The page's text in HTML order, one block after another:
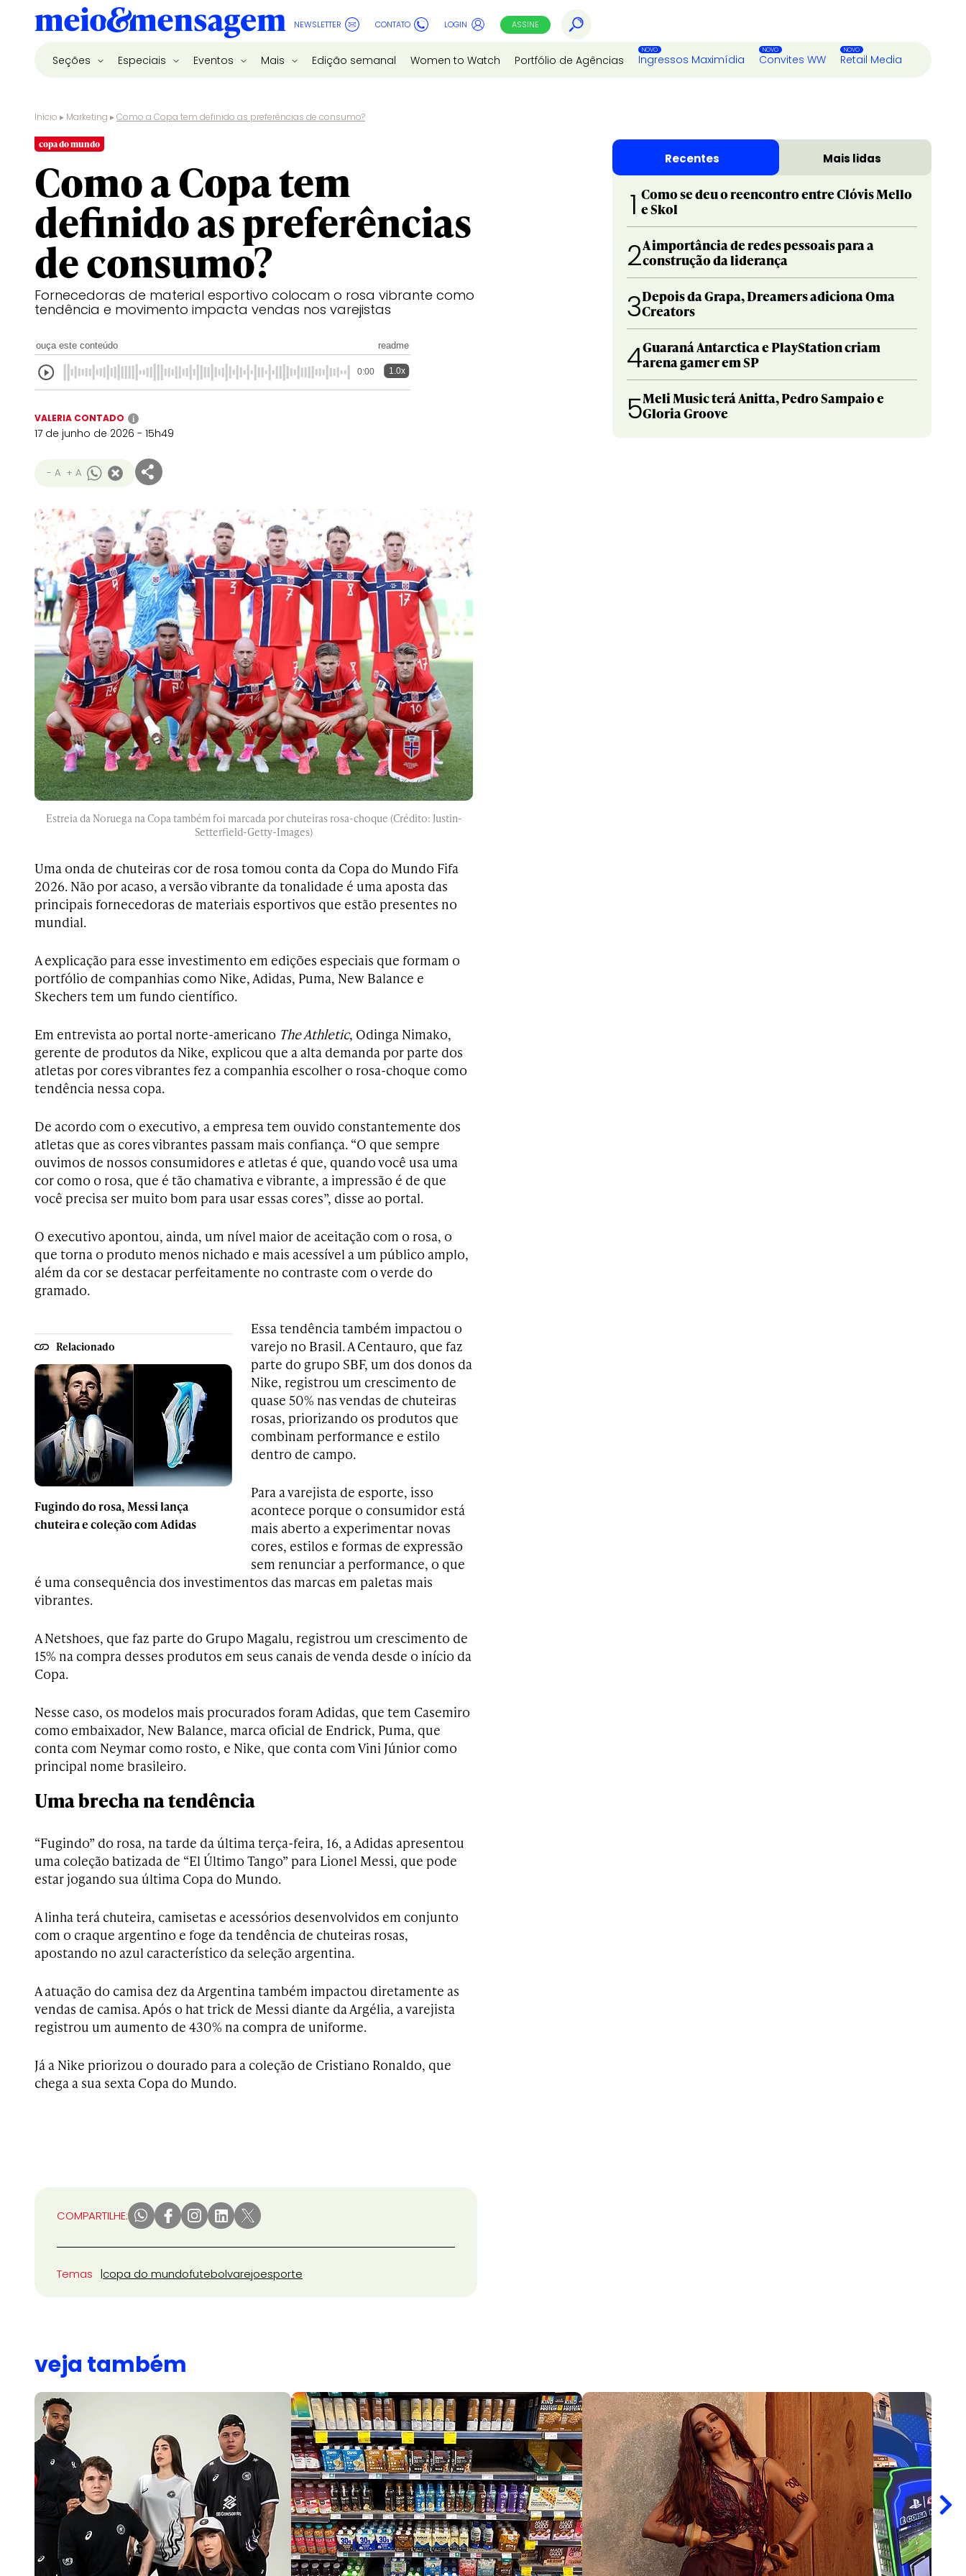
NEWSLETTER CONTATO LOGIN ASSINE
Seções Especiais Eventos Mais Edição semanal Women to Watch Portfólio de Agências Ingressos Maximídia Convites WW Retail Media
Início ▸ Marketing ▸Como a Copa tem definido as preferências de consumo?
copa do mundo
Como a Copa tem
definido as preferências
de consumo?
Fornecedoras de material esportivo colocam o rosa vibrante como
tendência e movimento impacta vendas nos varejistas
ouça este conteúdo readme
0:00 1.0x
VALERIA CONTADO i
17 de junho de 2026 - 15h49
- A + A
Estreia da Noruega na Copa também foi marcada por chuteiras rosa-choque (Crédito: Justin-
Setterfield-Getty-Images)
Uma onda de chuteiras cor de rosa tomou conta da Copa do Mundo Fifa
2026. Não por acaso, a versão vibrante da tonalidade é uma aposta das
principais fornecedoras de materiais esportivos que estão presentes no
mundial.
A explicação para esse investimento em edições especiais que formam o
portfólio de companhias como Nike, Adidas, Puma, New Balance e
Skechers tem um fundo científico.
Em entrevista ao portal norte-americano The Athletic, Odinga Nimako,
gerente de produtos da Nike, explicou que a alta demanda por parte dos
atletas por cores vibrantes fez a companhia escolher o rosa-choque como
tendência nessa copa.
De acordo com o executivo, a empresa tem ouvido constantemente dos
atletas que as cores vibrantes passam mais confiança. “O que sempre
ouvimos de nossos consumidores e atletas é que, quando você usa uma
cor como o rosa, que é tão chamativa e vibrante, a impressão é de que
você precisa ser muito bom para usar essas cores”, disse ao portal.
O executivo apontou, ainda, um nível maior de aceitação com o rosa, o
que torna o produto menos nichado e mais acessível a um público amplo,
além da cor se destacar perfeitamente no contraste com o verde do
gramado.
Relacionado
Fugindo do rosa, Messi lança
chuteira e coleção com Adidas
Essa tendência também impactou o
varejo no Brasil. A Centauro, que faz
parte do grupo SBF, um dos donos da
Nike, registrou um crescimento de
quase 50% nas vendas de chuteiras
rosas, priorizando os produtos que
combinam performance e estilo
dentro de campo.
Para a varejista de esporte, isso
acontece porque o consumidor está
mais aberto a experimentar novas
cores, estilos e formas de expressão
sem renunciar a performance, o que
é uma consequência dos investimentos das marcas em paletas mais
vibrantes.
A Netshoes, que faz parte do Grupo Magalu, registrou um crescimento de
15% na compra desses produtos em seus canais de venda desde o início da
Copa.
Nesse caso, os modelos mais procurados foram Adidas, que tem Casemiro
como embaixador, New Balance, marca oficial de Endrick, Puma, que
conta com Neymar como rosto, e Nike, que conta com Vini Júnior como
principal nome brasileiro.
Uma brecha na tendência
“Fugindo” do rosa, na tarde da última terça-feira, 16, a Adidas apresentou
uma coleção batizada de “El Último Tango” para Lionel Messi, que pode
estar jogando sua última Copa do Mundo.
A linha terá chuteira, camisetas e acessórios desenvolvidos em conjunto
com o craque argentino e foge da tendência de chuteiras rosas,
apostando no azul característico da seleção argentina.
A atuação do camisa dez da Argentina também impactou diretamente as
vendas de camisa. Após o hat trick de Messi diante da Argélia, a varejista
registrou um aumento de 430% na compra de uniforme.
Já a Nike priorizou o dourado para a coleção de Cristiano Ronaldo, que
chega a sua sexta Copa do Mundo.
COMPARTILHE:
Temas copa do mundofutebolvarejoesporte
Recentes Mais lidas
1 Como se deu o reencontro entre Clóvis Mello
e Skol
2A importância de redes pessoais para a
construção da liderança
3Depois da Grapa, Dreamers adiciona Oma
Creators
4Guaraná Antarctica e PlayStation criam
arena gamer em SP
5Meli Music terá Anitta, Pedro Sampaio e
Gloria Groove
veja também